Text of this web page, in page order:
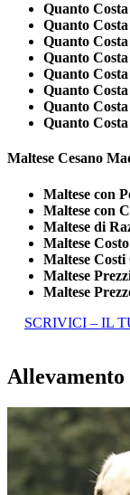
Quanto
Quanto
Quanto
Quanto
Quanto
Quanto
Quanto
Quanto
Maltese Cesano
Maltese con
Maltese con
Maltese di
Maltese Costo
Maltese Costi
Maltese
Maltese
SCRIVICI – IL